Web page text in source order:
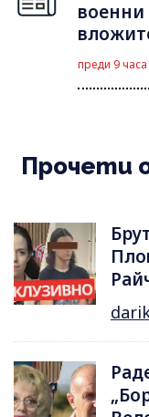
военни
преди 9 часа
Прочети